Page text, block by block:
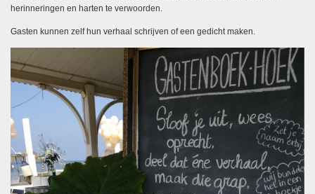
herinneringen en harten te verwoorden.
Gasten kunnen zelf hun verhaal schrijven of een gedicht maken.